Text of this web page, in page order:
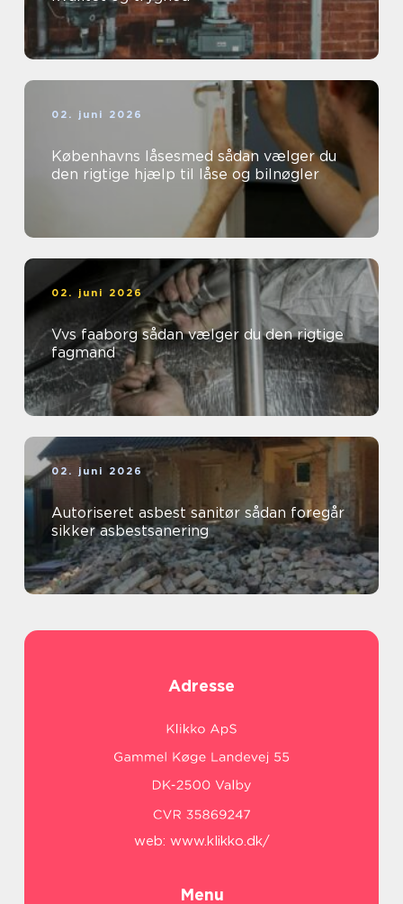
02. juni 2026
Københavns låsesmed sådan vælger du
den rigtige hjælp til låse og bilnøgler
02. juni 2026
Vvs faaborg sådan vælger du den rigtige
fagmand
02. juni 2026
Autoriseret asbest sanitør sådan foregår
sikker asbestsanering
Adresse
web: www.klikko.dk/
Menu